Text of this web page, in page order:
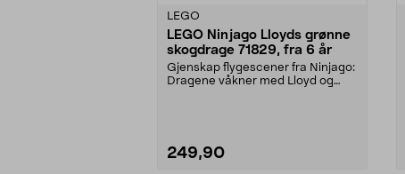
LEGO
LEGO Ninjago Lloyds grønne
skogdrage 71829, fra 6 år
Gjenskap flygescener fra Ninjago:
Dragene våkner med Lloyd og
249,90